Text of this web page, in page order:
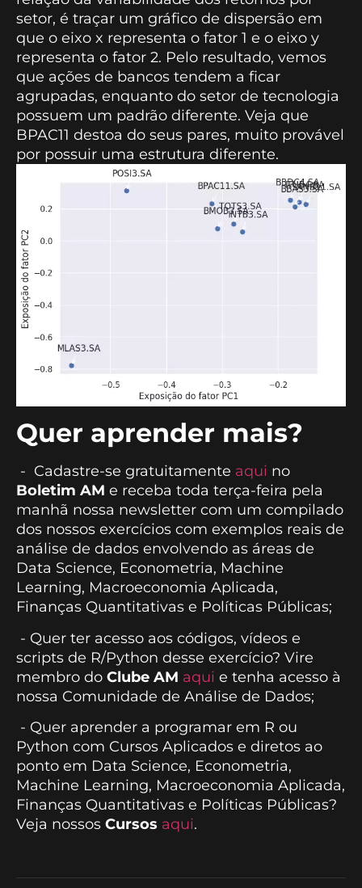
setor, é traçar um gráfico de dispersão em
que o eixo x representa o fator 1 e o eixo y
representa o fator 2. Pelo resultado, vemos
que ações de bancos tendem a ficar
agrupadas, enquanto do setor de tecnologia
possuem um padrão diferente. Veja que
BPAC11 destoa do seus pares, muito provável
por possuir uma estrutura diferente.
Quer aprender mais?
- Cadastre-se gratuitamente aqui no
Boletim AM e receba toda terça-feira pela
manhã nossa newsletter com um compilado
dos nossos exercícios com exemplos reais de
análise de dados envolvendo as áreas de
Data Science, Econometria, Machine
Learning, Macroeconomia Aplicada,
Finanças Quantitativas e Políticas Públicas;
- Quer ter acesso aos códigos, vídeos e
scripts de R/Python desse exercício? Vire
membro do Clube AM aqui e tenha acesso à
nossa Comunidade de Análise de Dados;
- Quer aprender a programar em R ou
Python com Cursos Aplicados e diretos ao
ponto em Data Science, Econometria,
Machine Learning, Macroeconomia Aplicada,
Finanças Quantitativas e Políticas Públicas?
Veja nossos Cursos aqui.